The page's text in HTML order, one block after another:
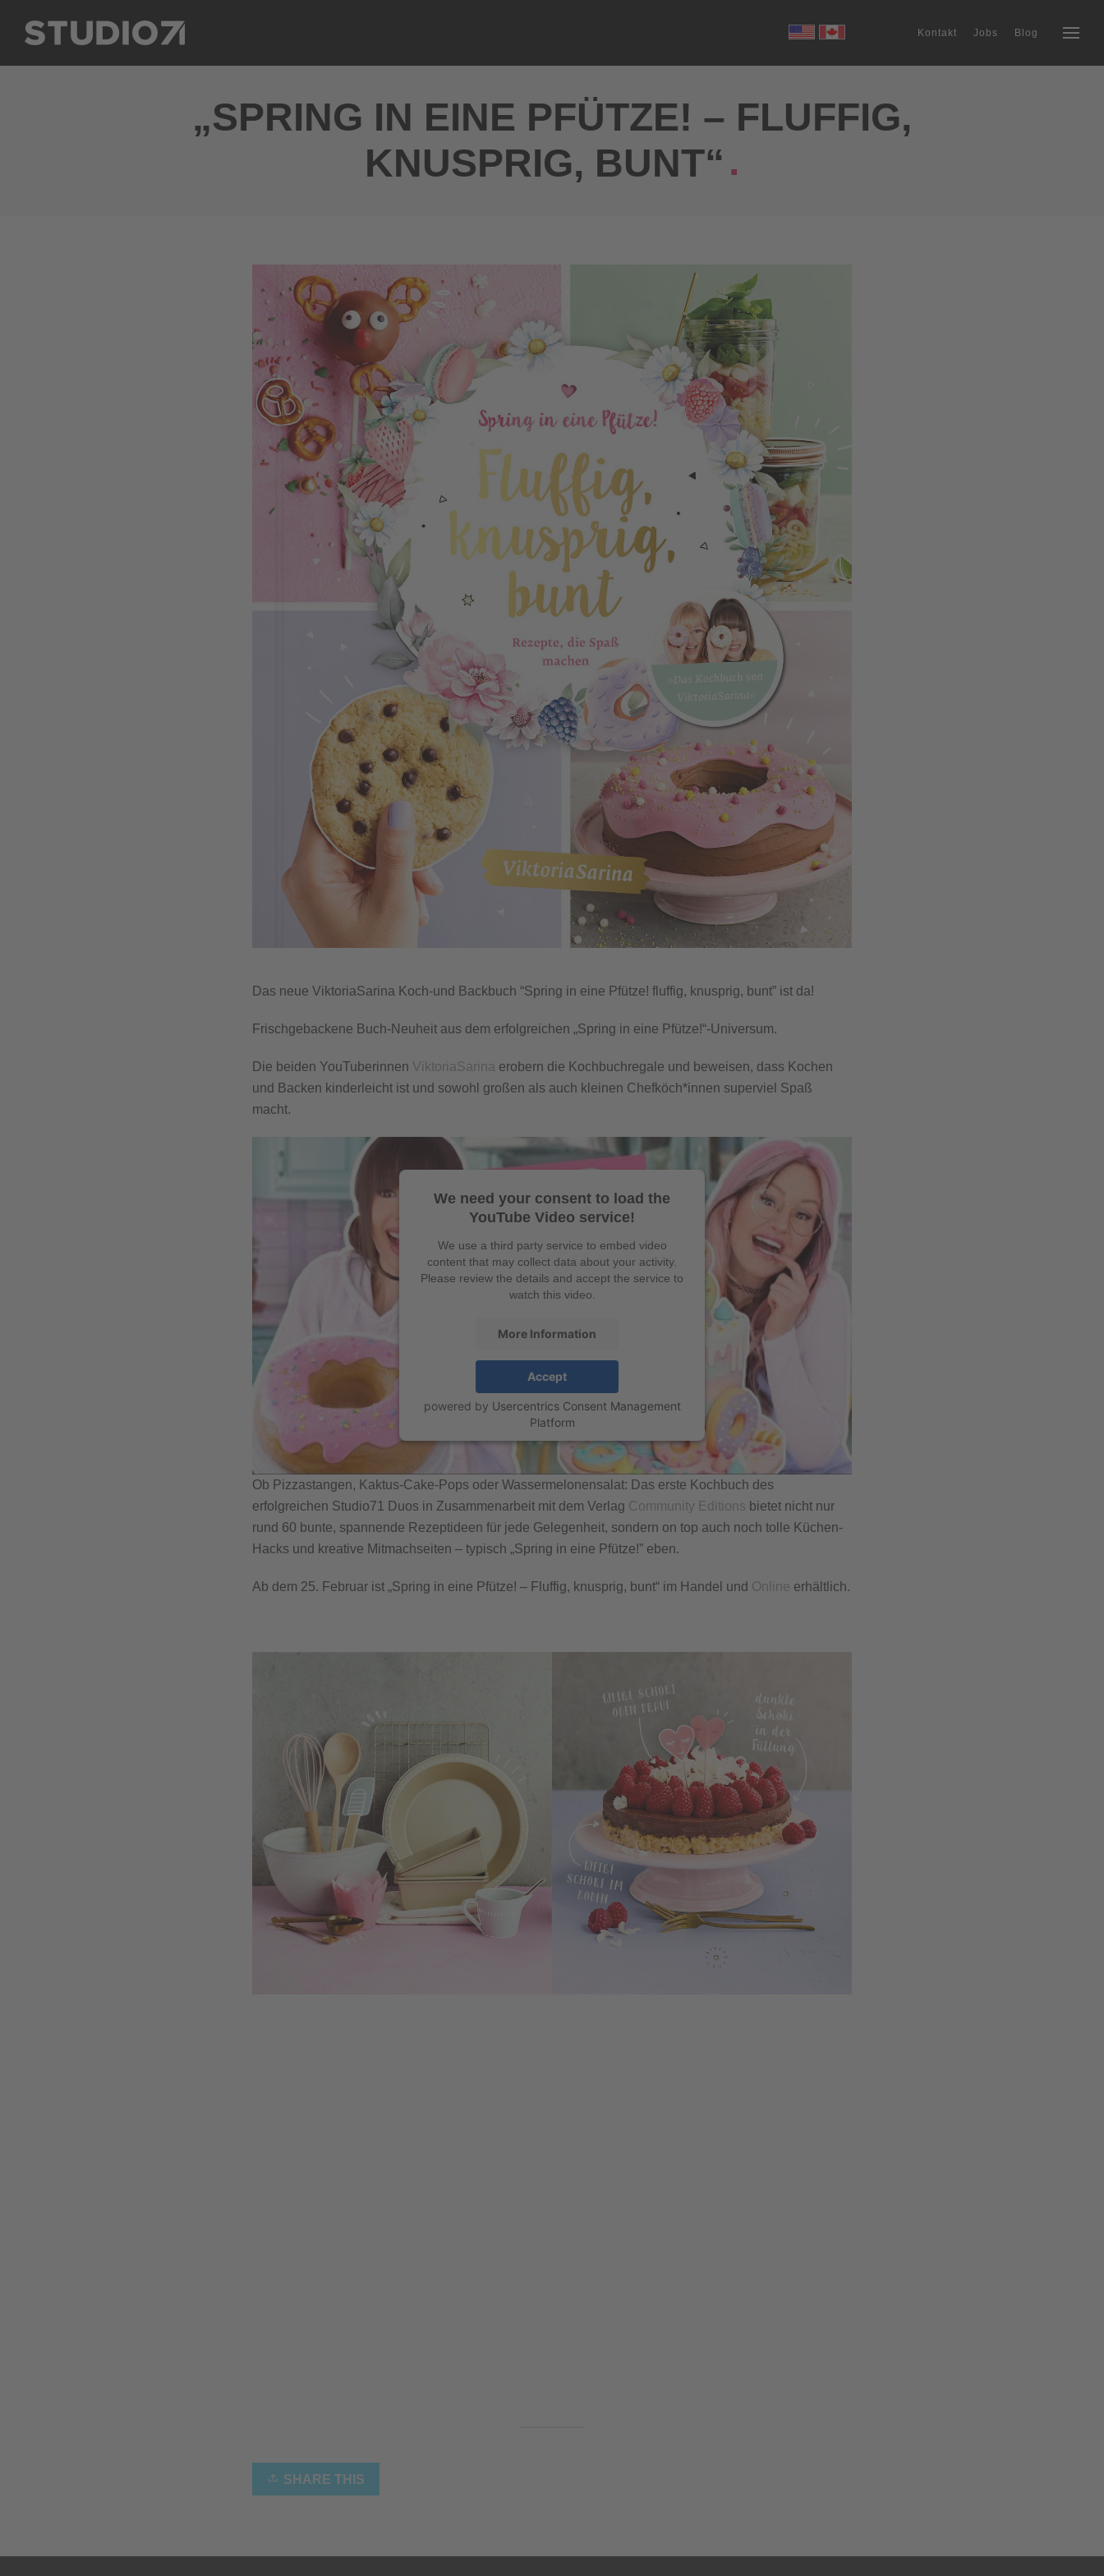
Kontakt Jobs Blog
„SPRING IN EINE PFÜTZE! – FLUFFIG,
KNUSPRIG, BUNT“
Das neue ViktoriaSarina Koch-und Backbuch “Spring in eine Pfütze! fluffig, knusprig, bunt” ist da!
Frischgebackene Buch-Neuheit aus dem erfolgreichen „Spring in eine Pfütze!“-Universum.
Die beiden YouTuberinnen ViktoriaSarina erobern die Kochbuchregale und beweisen, dass Kochen
und Backen kinderleicht ist und sowohl großen als auch kleinen Chefköch*innen superviel Spaß
macht.
We need your consent to load the
YouTube Video service!
We use a third party service to embed video
content that may collect data about your activity.
Please review the details and accept the service to
watch this video.
More Information
Accept
powered by Usercentrics Consent Management
Platform
Ob Pizzastangen, Kaktus-Cake-Pops oder Wassermelonensalat: Das erste Kochbuch des
erfolgreichen Studio71 Duos in Zusammenarbeit mit dem Verlag Community Editions bietet nicht nur
rund 60 bunte, spannende Rezeptideen für jede Gelegenheit, sondern on top auch noch tolle Küchen-
Hacks und kreative Mitmachseiten – typisch „Spring in eine Pfütze!” eben.
Ab dem 25. Februar ist „Spring in eine Pfütze! – Fluffig, knusprig, bunt“ im Handel und Online erhältlich.
SHARE THIS